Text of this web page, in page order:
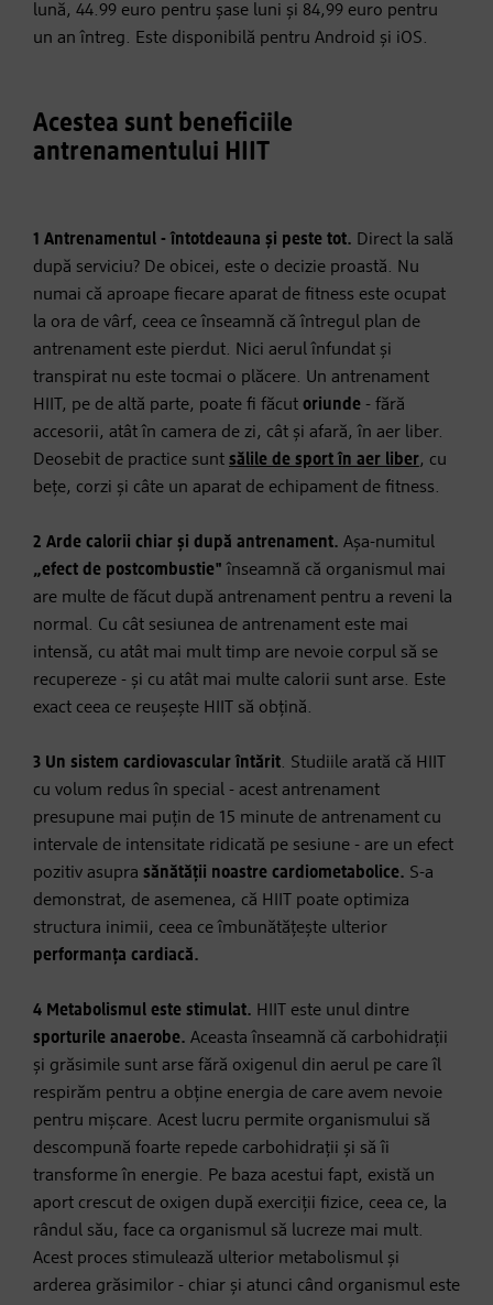
lună, 44.99 euro pentru șase luni și 84,99 euro pentru
un an întreg. Este disponibilă pentru Android și iOS.
Acestea sunt beneficiile
antrenamentului HIIT
1 Antrenamentul - întotdeauna și peste tot. Direct la sală
după serviciu? De obicei, este o decizie proastă. Nu
numai că aproape fiecare aparat de fitness este ocupat
la ora de vârf, ceea ce înseamnă că întregul plan de
antrenament este pierdut. Nici aerul înfundat și
transpirat nu este tocmai o plăcere. Un antrenament
HIIT, pe de altă parte, poate fi făcut oriunde - fără
accesorii, atât în camera de zi, cât și afară, în aer liber.
Deosebit de practice sunt sălile de sport în aer liber, cu
bețe, corzi și câte un aparat de echipament de fitness.
2 Arde calorii chiar și după antrenament. Așa-numitul
„efect de postcombustie" înseamnă că organismul mai
are multe de făcut după antrenament pentru a reveni la
normal. Cu cât sesiunea de antrenament este mai
intensă, cu atât mai mult timp are nevoie corpul să se
recupereze - și cu atât mai multe calorii sunt arse. Este
exact ceea ce reușește HIIT să obțină.
3 Un sistem cardiovascular întărit. Studiile arată că HIIT
cu volum redus în special - acest antrenament
presupune mai puțin de 15 minute de antrenament cu
intervale de intensitate ridicată pe sesiune - are un efect
pozitiv asupra sănătății noastre cardiometabolice. S-a
demonstrat, de asemenea, că HIIT poate optimiza
structura inimii, ceea ce îmbunătățește ulterior
performanța cardiacă.
4 Metabolismul este stimulat. HIIT este unul dintre
sporturile anaerobe. Aceasta înseamnă că carbohidrații
și grăsimile sunt arse fără oxigenul din aerul pe care îl
respirăm pentru a obține energia de care avem nevoie
pentru mișcare. Acest lucru permite organismului să
descompună foarte repede carbohidrații și să îi
transforme în energie. Pe baza acestui fapt, există un
aport crescut de oxigen după exerciții fizice, ceea ce, la
rândul său, face ca organismul să lucreze mai mult.
Acest proces stimulează ulterior metabolismul și
arderea grăsimilor - chiar și atunci când organismul este